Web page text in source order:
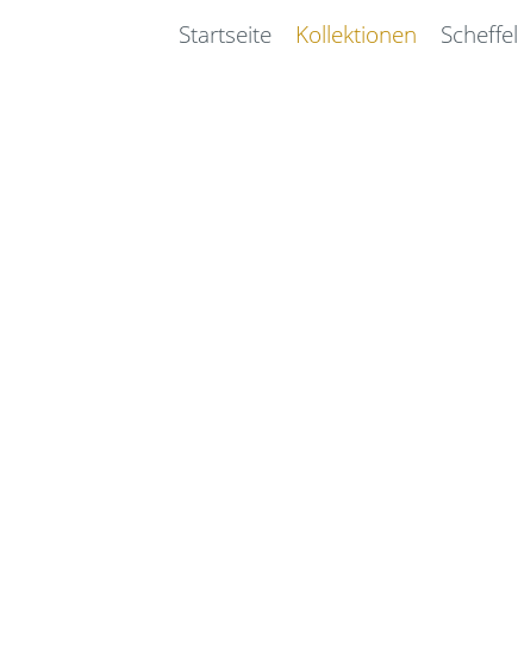
Startseite Kollektionen Scheffel